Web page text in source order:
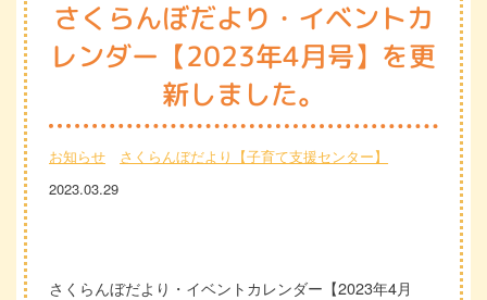
さくらんぼだより・イベントカ
レンダー【2023年4月号】を更
新しました。
お知らせ
さくらんぼだより【子育て支援センター】
2023.03.29
さくらんぼだより・イベントカレンダー【2023年4月